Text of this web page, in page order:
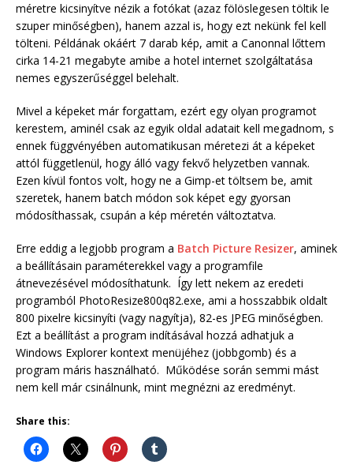
méretre kicsinyítve nézik a fotókat (azaz fölöslegesen töltik le
szuper minőségben), hanem azzal is, hogy ezt nekünk fel kell
tölteni. Példának okáért 7 darab kép, amit a Canonnal lőttem
cirka 14-21 megabyte amibe a hotel internet szolgáltatása
nemes egyszerűséggel belehalt.
Mivel a képeket már forgattam, ezért egy olyan programot
kerestem, aminél csak az egyik oldal adatait kell megadnom, s
ennek függvényében automatikusan méretezi át a képeket
attól függetlenül, hogy álló vagy fekvő helyzetben vannak.
Ezen kívül fontos volt, hogy ne a Gimp-et töltsem be, amit
szeretek, hanem batch módon sok képet egy gyorsan
módosíthassak, csupán a kép méretén változtatva.
Erre eddig a legjobb program a Batch Picture Resizer, aminek
a beállításain paraméterekkel vagy a programfile
átnevezésével módosíthatunk. Így lett nekem az eredeti
programból PhotoResize800q82.exe, ami a hosszabbik oldalt
800 pixelre kicsinyíti (vagy nagyítja), 82-es JPEG minőségben.
Ezt a beállítást a program indításával hozzá adhatjuk a
Windows Explorer kontext menüjéhez (jobbgomb) és a
program máris használható. Működése során semmi mást
nem kell már csinálnunk, mint megnézni az eredményt.
Share this: